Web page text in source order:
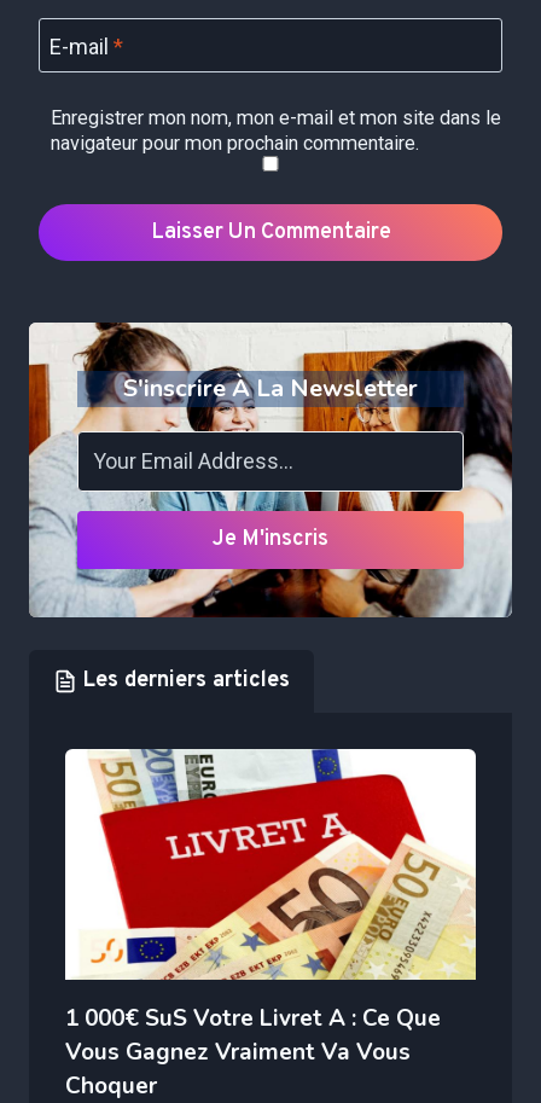
E-mail *
Enregistrer mon nom, mon e-mail et mon site dans le
navigateur pour mon prochain commentaire.
S'inscrire À La Newsletter
Je M'inscris
Les derniers articles
1 000€ SuS Votre Livret A : Ce Que
Vous Gagnez Vraiment Va Vous
Choquer